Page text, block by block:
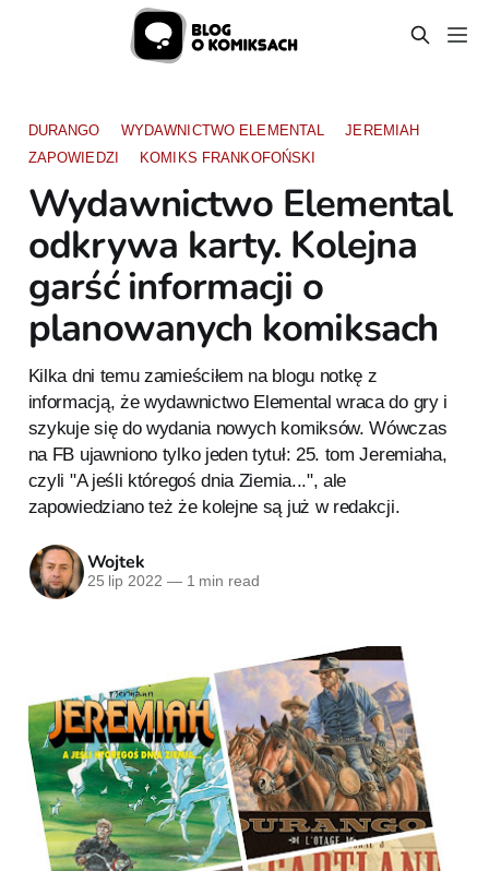
DURANGO WYDAWNICTWO ELEMENTAL
JEREMIAH
ZAPOWIEDZI
KOMIKS FRANKOFOŃSKI
Wydawnictwo Elemental
odkrywa karty. Kolejna
garść informacji o
planowanych komiksach
Kilka dni temu zamieściłem na blogu notkę z
informacją, że wydawnictwo Elemental wraca do gry i
szykuje się do wydania nowych komiksów. Wówczas
na FB ujawniono tylko jeden tytuł: 25. tom Jeremiaha,
czyli "A jeśli któregoś dnia Ziemia...", ale
zapowiedziano też że kolejne są już w redakcji.
Wojtek
25 lip 2022 —1 min read